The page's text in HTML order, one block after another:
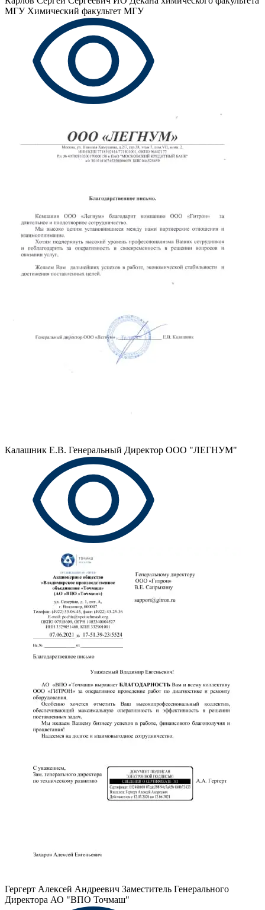
МГУ Химический факультет МГУ
Калашник Е.В. Генеральный Директор ООО "ЛЕГНУМ"
Гергерт Алексей Андреевич Заместитель Генерального
Директора АО "ВПО Точмаш"